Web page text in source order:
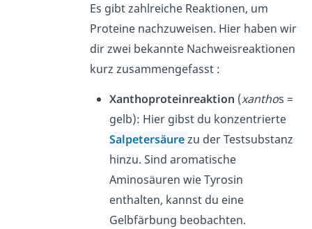
Es gibt zahlreiche Reaktionen, um
Proteine nachzuweisen. Hier haben wir
dir zwei bekannte Nachweisreaktionen
kurz zusammengefasst :
Xanthoproteinreaktion (xanthos =
gelb): Hier gibst du konzentrierte
Salpetersäurezu der Testsubstanz
hinzu. Sind aromatische
Aminosäuren wie Tyrosin
enthalten, kannst du eine
Gelbfärbung beobachten.